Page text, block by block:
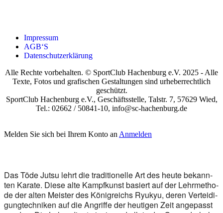
Impres­sum
AGB‘S
Daten­schutz­er­klä­rung
Alle Rechte vorbehalten. © SportClub Hachenburg e.V. 2025 - Alle
Texte, Fotos und grafischen Gestaltungen sind urheberrechtlich
geschützt.
SportClub Hachenburg e.V., Geschäftsstelle, Talstr. 7, 57629 Wied,
Tel.: 02662 / 50841-10, info@sc-hachenburg.de
Melden Sie sich bei Ihrem Konto an Anmelden
Das Tōde Jutsu lehrt die tra­di­tio­nel­le Art des heu­te bekann­
ten Ka­ra­te. Die­se alte Kampf­kunst ba­siert auf der Lehr­me­tho­
de der al­ten Mei­ster des Kö­nig­reichs Ry­ukyu, de­ren Ver­tei­di­
gung­tech­ni­ken auf die An­grif­fe der heu­ti­gen Zeit an­ge­passt